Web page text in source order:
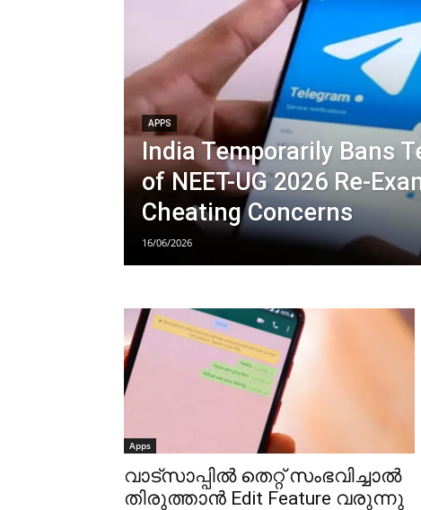
APPS
India Temporarily Bans
of NEET-UG 2026 Re-
Cheating Concerns
16/06/2026
Apps
വാട്സാപ്പിൽ തെറ്റ് സംഭവിച്ചാല്‍
തിരുത്താൻ Edit Feature വരുന്നു